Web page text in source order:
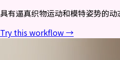
具有逼真织物运动和模特姿势的动
Try this workflow →